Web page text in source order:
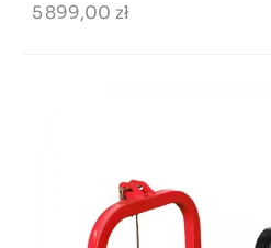
5 899,00 zł